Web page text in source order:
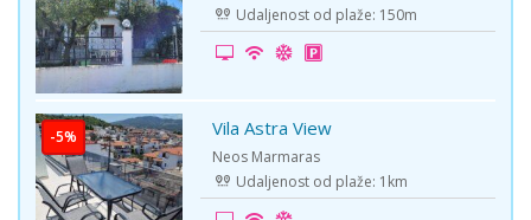
Udaljenost od plaže: 150m
Vila Astra View
Neos Marmaras
Udaljenost od plaže: 1km